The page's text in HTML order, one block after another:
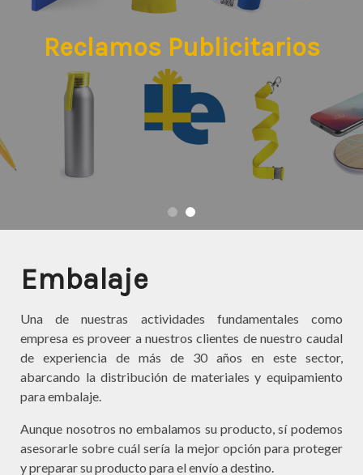
Reclamos Publicitarios
Embalaje
Una de nuestras actividades fundamentales como
empresa es proveer a nuestros clientes de nuestro caudal
de experiencia de más de 30 años en este sector,
abarcando la distribución de materiales y equipamiento
para embalaje.
Aunque nosotros no embalamos su producto, sí podemos
asesorarle sobre cuál sería la mejor opción para proteger
y preparar su producto para el envío a destino.